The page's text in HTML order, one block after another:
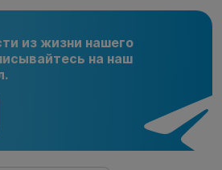
из жизни нашего
на наш